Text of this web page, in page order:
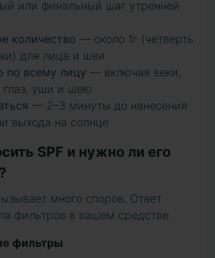
или финальный шаг утренней
количество — около 1г (четверть
для лица и шеи
по всему лицу — включая веки,
глаз, уши и шею
— 2–3 минуты до нанесения
выхода на солнце
SPF и нужно ли его
много споров. Ответ
фильтров в вашем средстве.
фильтры